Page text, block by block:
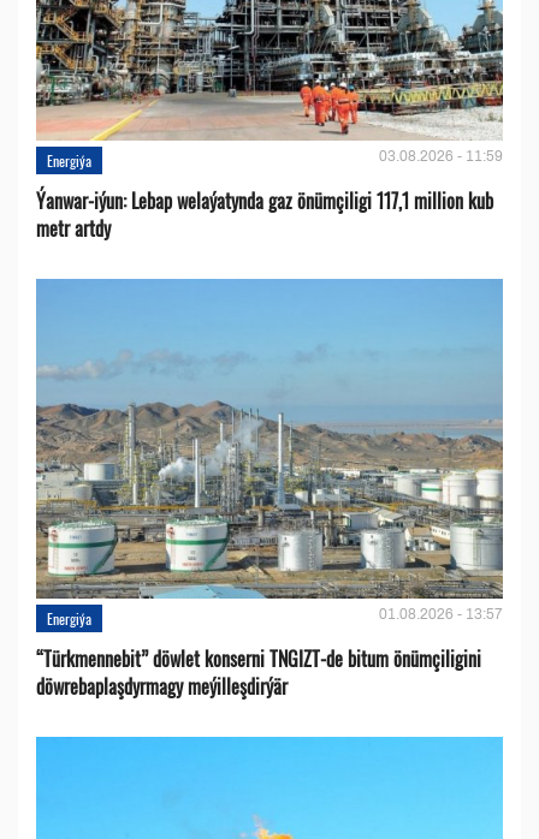
Energiýa 03.08.2026 - 11:59
Ýanwar-iýun: Lebap welaýatynda gaz önümçiligi 117,1 million kub
metr artdy
Energiýa 01.08.2026 - 13:57
“Türkmennebit” döwlet konserni TNGIZT-de bitum önümçiligini
döwrebaplaşdyrmagy meýilleşdirýär